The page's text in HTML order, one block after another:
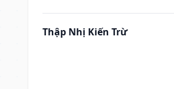
Thập Nhị Kiến Trừ